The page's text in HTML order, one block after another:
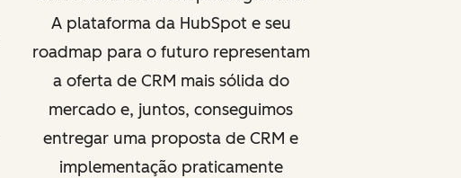
A plataforma da HubSpot e seu
roadmap para o futuro representam
a oferta de CRM mais sólida do
mercado e, juntos, conseguimos
entregar uma proposta de CRM e
implementação praticamente